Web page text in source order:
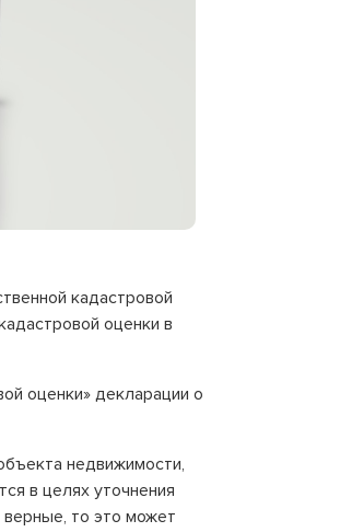
кадастровой
оценки в
оценки» декларации о
недвижимости,
в целях уточнения
верные, то это может